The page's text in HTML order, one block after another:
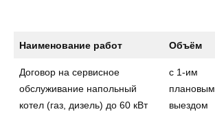
Наименование работ Объём
Договор на сервисное
обслуживание напольный
котел (газ, дизель) до 60 кВт
с 1-им
плановым
выездом